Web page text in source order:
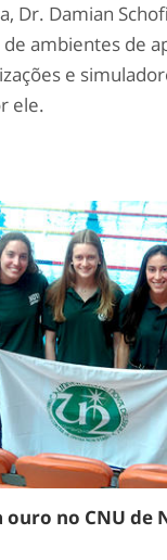
Dr. Damian
ambientes de
e
ele.
ouro no CNU de